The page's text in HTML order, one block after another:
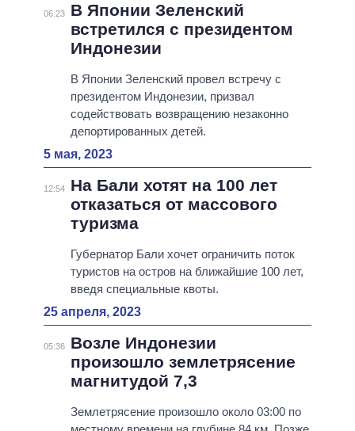
06:23
В Японии Зеленский
встретился с президентом
Индонезии
В Японии Зеленский провел встречу с
президентом Индонезии, призвал
содействовать возвращению незаконно
депортированных детей.
5 мая, 2023
12:54
На Бали хотят на 100 лет
отказаться от массового
туризма
Губернатор Бали хочет ограничить поток
туристов на остров на ближайшие 100 лет,
введя специальные квоты.
25 апреля, 2023
05:36
Возле Индонезии
произошло землетрясение
магнитудой 7,3
Землетрясение произошло около 03:00 по